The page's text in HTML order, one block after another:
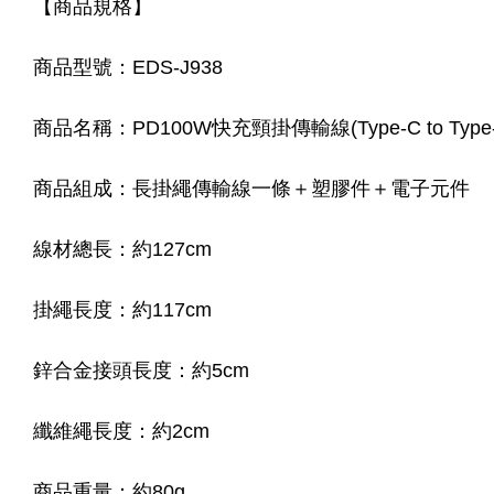
【商品規格】
商品型號：EDS-J938
商品名稱：PD100W快充頸掛傳輸線(Type-C to
商品組成：長掛繩傳輸線一條＋塑膠件＋電子元件
線材總長：約127cm
掛繩長度：約117cm
鋅合金接頭長度：約5cm
纖維繩長度：約2cm